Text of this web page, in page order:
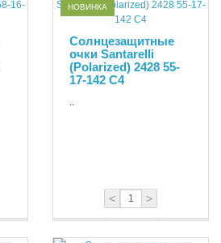
НОВИНКА
Солнцезащитные
очки Santarelli
(Polarized) 2428 55-
17-142 С4
..
< >